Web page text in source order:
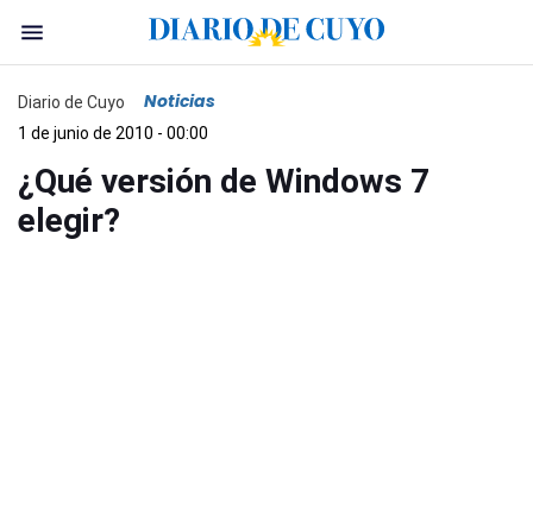
Diario de Cuyo Noticias
1 de junio de 2010 - 00:00
¿Qué versión de Windows 7
elegir?